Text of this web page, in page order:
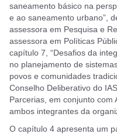
saneamento básico na
e ao saneamento urbano”,
assessora em Pesquisa e
assessora em Políticas
capítulo 7, “Desafios da
no planejamento de
povos e comunidades
Conselho Deliberativo do
Parcerias, em conjunto com
ambos integrantes da
O capítulo 4 apresenta um